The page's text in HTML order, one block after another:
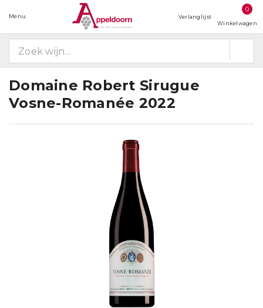
Menu Verlanglijst
0
Winkelwagen
Domaine Robert Sirugue
Vosne-Romanée 2022